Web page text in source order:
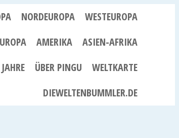
NORDEUROPA
WESTEUROPA
AMERIKA
ASIEN-AFRIKA
ÜBER PINGU
WELTKARTE
DIEWELTENBUMMLER.DE